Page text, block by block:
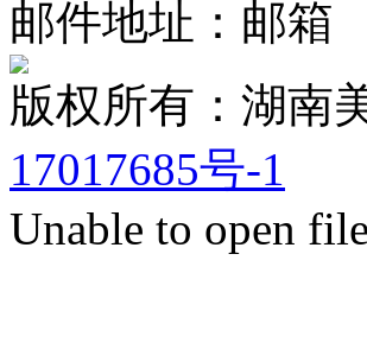
邮件地址：邮箱
版权所有：湖
17017685号-1
Unable to open